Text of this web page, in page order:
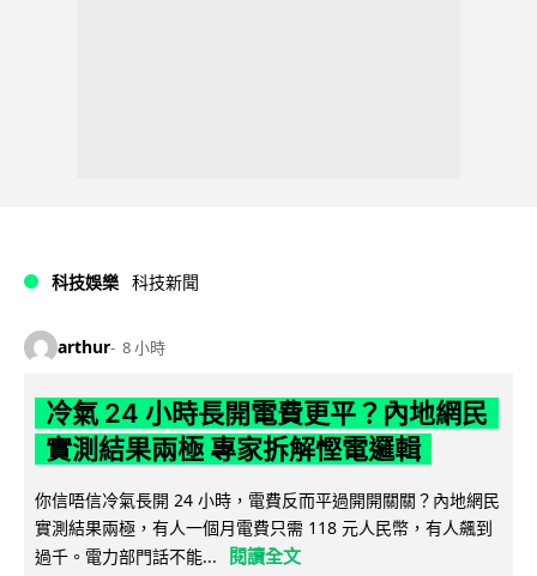
科技娛樂 科技新聞
arthur 8 小時
冷氣 24 小時長開電費更平？內地網民
實測結果兩極 專家拆解慳電邏輯
你信唔信冷氣長開 24 小時，電費反而平過開開關關？內地網民
實測結果兩極，有人一個月電費只需 118 元人民幣，有人飆到
過千。電力部門話不能...
閱讀全文